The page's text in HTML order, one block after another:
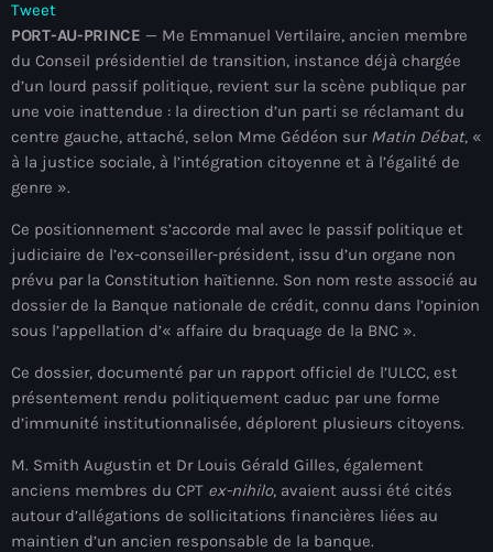
juillet 2026
juin 2026
mai 2026
avril 2026
mars 2026
février 2026
décembre 2025
octobre 2025
août 2025
juillet 2025
Tweet
PORT-AU-PRINCE — Me Emmanuel Vertilaire, ancien membre
du Conseil présidentiel de transition, instance déjà chargée
d’un lourd passif politique, revient sur la scène publique par
une voie inattendue : la direction d’un parti se réclamant du
centre gauche, attaché, selon Mme Gédéon sur Matin Débat, «
à la justice sociale, à l’intégration citoyenne et à l’égalité de
genre ».
Ce positionnement s’accorde mal avec le passif politique et
judiciaire de l’ex-conseiller-président, issu d’un organe non
prévu par la Constitution haïtienne. Son nom reste associé au
dossier de la Banque nationale de crédit, connu dans l’opinion
sous l’appellation d’« affaire du braquage de la BNC ».
Ce dossier, documenté par un rapport officiel de l’ULCC, est
présentement rendu politiquement caduc par une forme
d’immunité institutionnalisée, déplorent plusieurs citoyens.
M. Smith Augustin et Dr Louis Gérald Gilles, également
anciens membres du CPT ex-nihilo, avaient aussi été cités
autour d’allégations de sollicitations financières liées au
maintien d’un ancien responsable de la banque.